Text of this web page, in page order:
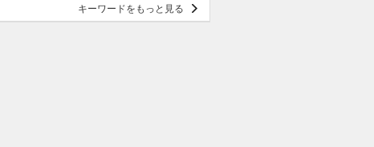
キーワードをもっと見る